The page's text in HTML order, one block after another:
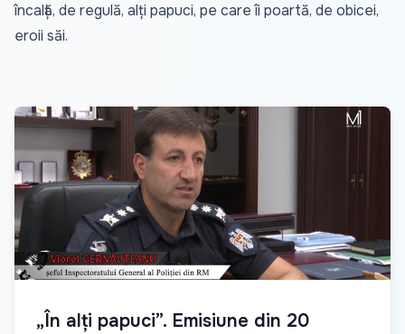
încalță, de regulă, alți papuci, pe care îi poartă, de obicei,
eroii săi.
„În alți papuci”. Emisiune din 20